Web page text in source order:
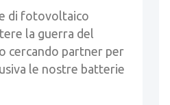
di fotovoltaico
la guerra del
cercando partner per
le nostre batterie